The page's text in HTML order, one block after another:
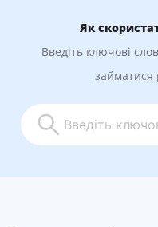
Як
Введіть ключові
займатися